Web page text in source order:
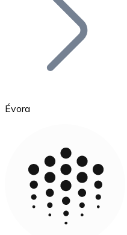
Ethereum
ETH
Évora